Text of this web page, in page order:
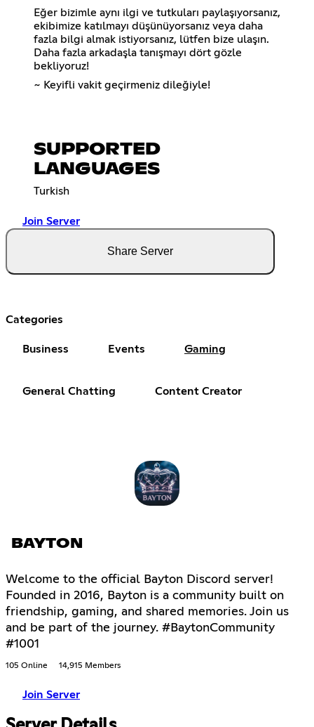
Eğer bizimle aynı ilgi ve tutkuları paylaşıyorsanız,
ekibimize katılmayı düşünüyorsanız veya daha
fazla bilgi almak istiyorsanız, lütfen bize ulaşın.
Daha fazla arkadaşla tanışmayı dört gözle
bekliyoruz!
~ Keyifli vakit geçirmeniz dileğiyle!
SUPPORTED
LANGUAGES
Turkish
Join Server
Share Server
Categories
Business Events Gaming
General Chatting Content Creator
BAYTON
Welcome to the official Bayton Discord server!
Founded in 2016, Bayton is a community built on
friendship, gaming, and shared memories. Join us
and be part of the journey. #BaytonCommunity
#1001
105 Online 14,915 Members
Join Server